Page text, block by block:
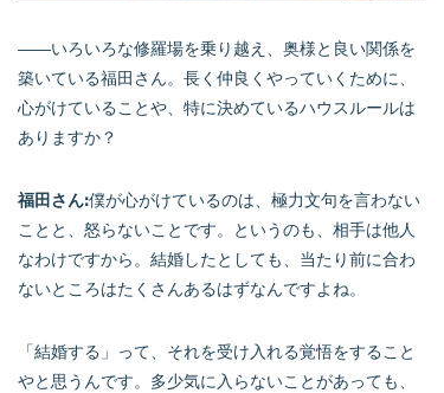
――いろいろな修羅場を乗り越え、奥様と良い関係を
築いている福田さん。長く仲良くやっていくために、
心がけていることや、特に決めているハウスルールは
ありますか？
福田さん:僕が心がけているのは、極力文句を言わない
ことと、怒らないことです。というのも、相手は他人
なわけですから。結婚したとしても、当たり前に合わ
ないところはたくさんあるはずなんですよね。
「結婚する」って、それを受け入れる覚悟をすること
やと思うんです。多少気に入らないことがあっても、